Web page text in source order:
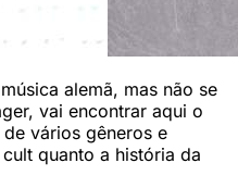
alemã, mas não se
vai encontrar aqui o
vários gêneros e
quanto a história da